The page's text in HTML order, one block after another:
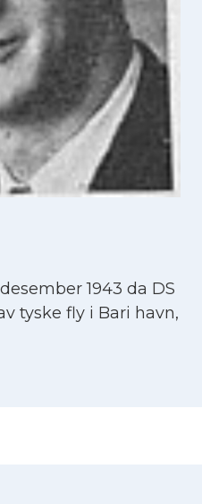
1943 da DS
tyske fly i Bari havn,